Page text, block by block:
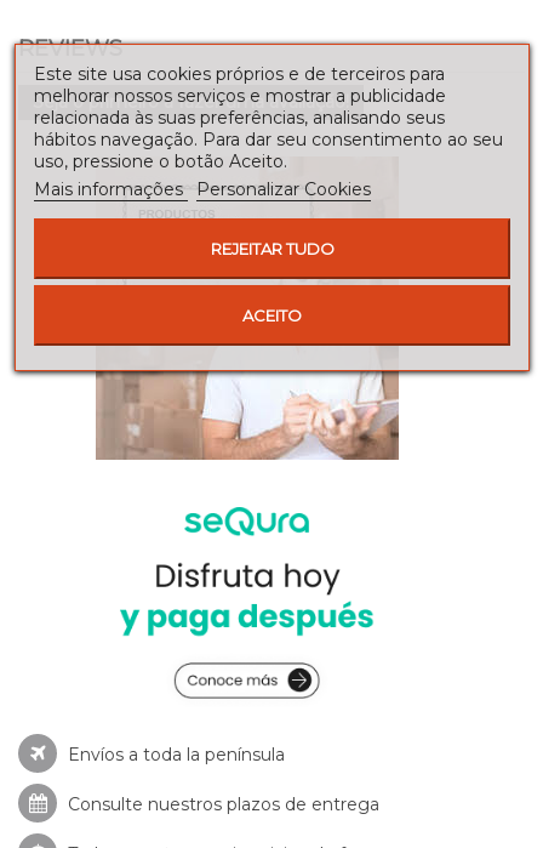
REVIEWS
Seja o primeiro a fazer uma avaliação!
Envíos a toda la península
Consulte nuestros plazos de entrega
Este site usa cookies próprios e de terceiros para
melhorar nossos serviços e mostrar a publicidade
relacionada às suas preferências, analisando seus
hábitos navegação. Para dar seu consentimento ao seu
uso, pressione o botão Aceito.
Mais informações Personalizar Cookies
REJEITAR TUDO
ACEITO